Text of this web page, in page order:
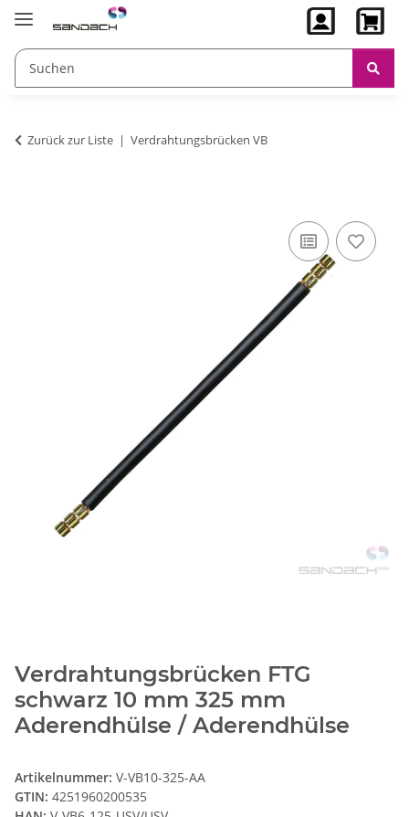
Zurück zur Liste Verdrahtungsbrücken VB
Verdrahtungsbrücken FTG
schwarz 10 mm 325 mm
Aderendhülse / Aderendhülse
Artikelnummer: V-VB10-325-AA
GTIN: 4251960200535